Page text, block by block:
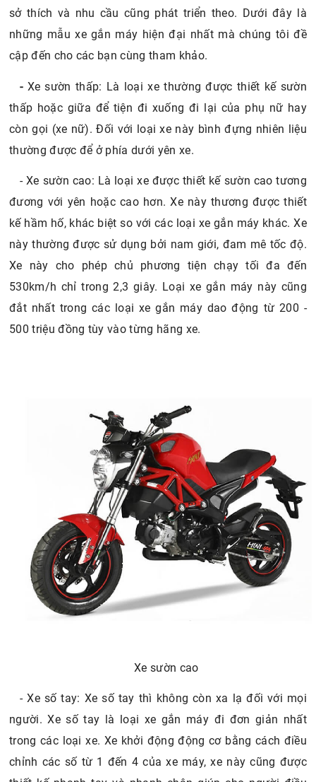
sở thích và nhu cầu cũng phát triển theo. Dưới đây là
những mẫu xe gắn máy hiện đại nhất mà chúng tôi đề
cập đến cho các bạn cùng tham khảo.
- Xe sườn thấp: Là loại xe thường được thiết kế sườn
thấp hoặc giữa để tiện đi xuống đi lại của phụ nữ hay
còn gọi (xe nữ). Đối với loại xe này bình đựng nhiên liệu
thường được để ở phía dưới yên xe.
- Xe sườn cao: Là loại xe được thiết kế sườn cao tương
đương với yên hoặc cao hơn. Xe này thương được thiết
kế hầm hố, khác biệt so với các loại xe gắn máy khác. Xe
này thường được sử dụng bởi nam giới, đam mê tốc độ.
Xe này cho phép chủ phương tiện chạy tối đa đến
530km/h chỉ trong 2,3 giây. Loại xe gắn máy này cũng
đắt nhất trong các loại xe gắn máy dao động từ 200 -
500 triệu đồng tùy vào từng hãng xe.
Xe sườn cao
- Xe số tay: Xe số tay thì không còn xa lạ đối với mọi
người. Xe số tay là loại xe gắn máy đi đơn giản nhất
trong các loại xe. Xe khởi động động cơ bằng cách điều
chỉnh các số từ 1 đến 4 của xe máy, xe này cũng được